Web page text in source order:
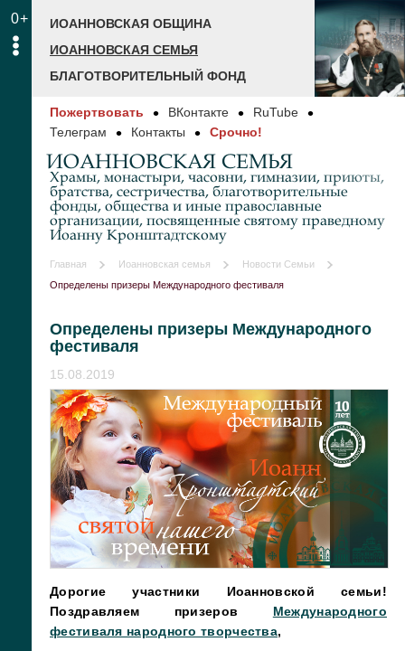
0+
ИОАННОВСКАЯ ОБЩИНА
ИОАННОВСКАЯ СЕМЬЯ
БЛАГОТВОРИТЕЛЬНЫЙ ФОНД
Пожертвовать ВКонтакте
RuTube
Телеграм
Контакты Срочно!
ИОАННОВСКАЯ СЕМЬЯ
Храмы, монастыри, часовни, гимназии, приюты,
братства, сестричества, благотворительные
фонды, общества и иные православные
организации, посвященные святому праведному
Иоанну Кронштадтскому
Главная Иоанновская семья
Новости Семьи
Определены призеры Международного фестиваля
Определены призеры Международного
фестиваля
15.08.2019
Дорогие участники Иоанновской семьи!
Поздравляем призеров Международного
фестиваля народного творчества,